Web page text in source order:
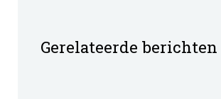
Gerelateerde berichten